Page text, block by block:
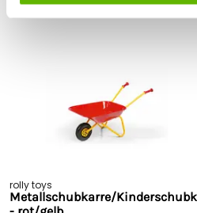
13 - 19, 96465 Neustadt bei
info@rollytoys.de
Passende Produkte
rolly toys
Metallschubkarre/